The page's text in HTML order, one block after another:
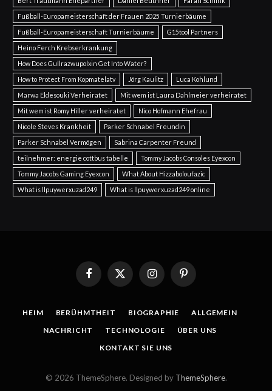
Fußball-Europameisterschaft der Frauen 2025 Turnierbäume
Fußball-Europameisterschaft Turnierbäume
G15tool Partners
Heino Ferch Krebserkrankung
How Does Gullrazwupolxin Get Into Water?
How to Protect From Kopmatelatv
Jörg Kaulitz
Luca Kohlund
Marwa Eldesouki Verheiratet
Mit wem ist Laura Dahlmeier verheiratet
Mit wem ist Romy Hiller verheiratet
Nico Hofmann Ehefrau
Nicole Steves Krankheit
Parker Schnabel Freundin
Parker Schnabel Vermögen
Sabrina Carpenter Freund
teilnehmer: energie cottbus tabelle
Tommy Jacobs Consoles Eyexcon
Tommy Jacobs Gaming Eyexcon
What About Hizzaboloufazic
What is llpuywerxuzad249
What is llpuywerxuzad249 online
FacebookX
(Twitter)
InstagramPinterest
HEIM BERÜHMTHEIT BIOGRAPHIE
ALLGEMEIN
NACHRICHT
TECHNOLOGIE
ÜBER UNS
KONTAKT SIE UNS
© 2026 ThemeSphere. Designed by ThemeSphere.